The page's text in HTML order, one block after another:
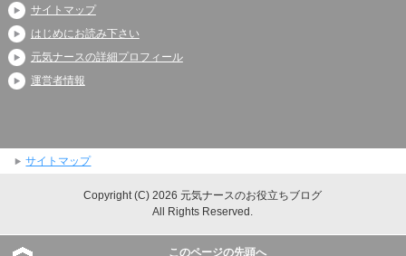
サイトマップ
はじめにお読み下さい
元気ナースの詳細プロフィール
運営者情報
サイトマップ
Copyright (C) 2026 元気ナースのお役立ちブログ
All Rights Reserved.
このページの先頭へ